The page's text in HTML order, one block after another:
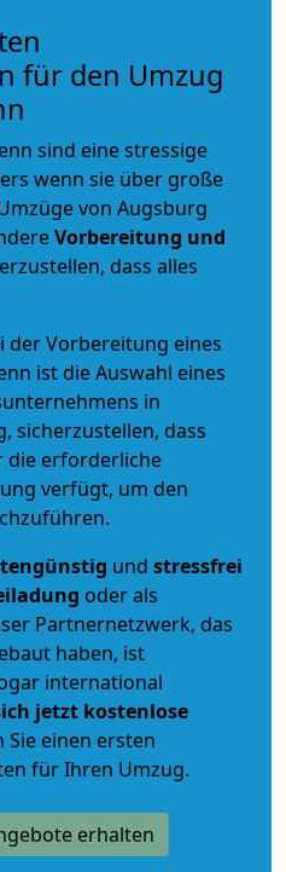
für den Umzug
sind eine stressige
wenn sie über große
von Augsburg
Vorbereitung und
dass alles
der Vorbereitung eines
ist die Auswahl eines
in
sicherzustellen, dass
die erforderliche
verfügt, um den
und stressfrei
oder als
Partnernetzwerk, das
haben, ist
international
jetzt kostenlose
einen ersten
für Ihren Umzug.
erhalten